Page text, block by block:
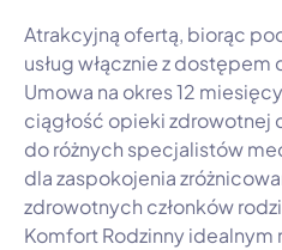
Atrakcyjną ofertą, biorąc
usług włącznie z
Umowa na okres 12
ciągłość opieki zdrowotnej
do różnych specjalistów
dla zaspokojenia
zdrowotnych członków
Komfort Rodzinny idealnym